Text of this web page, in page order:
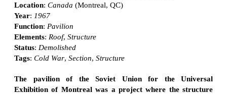
Location: Canada (Montreal, QC)
Year: 1967
Function: Pavilion
Elements: Roof, Structure
Status: Demolished
Tags: Cold War, Section, Structure
The pavilion of the Soviet Union for the Universal
Exhibition of Montreal was a project where the structure